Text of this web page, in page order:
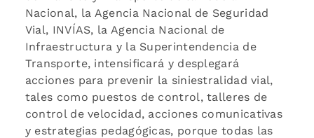
Nacional, la Agencia Nacional de Seguridad
Vial, INVÍAS, la Agencia Nacional de
Infraestructura y la Superintendencia de
Transporte, intensificará y desplegará
acciones para prevenir la siniestralidad vial,
tales como puestos de control, talleres de
control de velocidad, acciones comunicativas
y estrategias pedagógicas, porque todas las